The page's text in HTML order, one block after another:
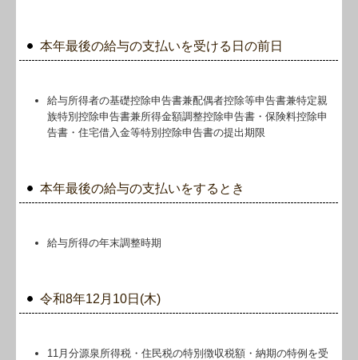
本年最後の給与の支払いを受ける日の前日
給与所得者の基礎控除申告書兼配偶者控除等申告書兼特定親
族特別控除申告書兼所得金額調整控除申告書・保険料控除申
告書・住宅借入金等特別控除申告書の提出期限
本年最後の給与の支払いをするとき
給与所得の年末調整時期
令和8年12月10日(木)
11月分源泉所得税・住民税の特別徴収税額・納期の特例を受